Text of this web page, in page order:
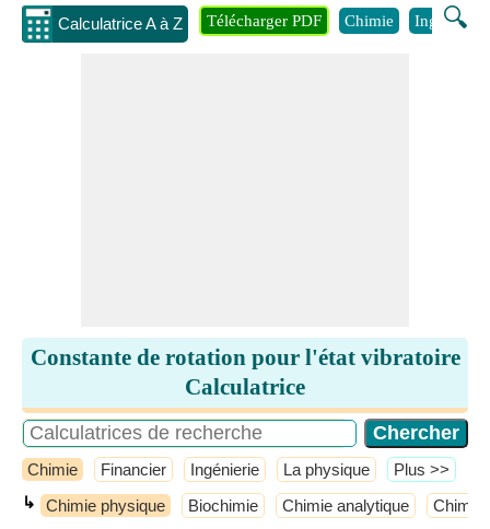
Calculatrice A à Z 🔍
Télécharger PDF Chimie Ingénierie
Constante de rotation pour l'état vibratoire
Calculatrice
Chimie Financier Ingénierie La physique ​Plus >>
↳ Chimie physique Biochimie Chimie analytique Chimie